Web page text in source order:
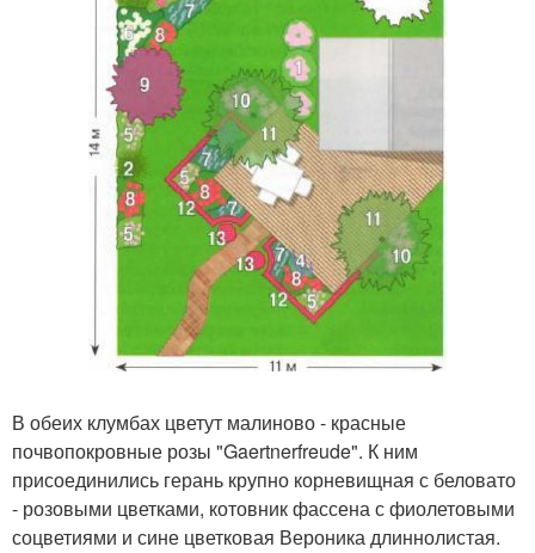
В обеих клумбах цветут малиново - красные
почвопокровные розы "Gaertnerfreude". К ним
присоединились герань крупно корневищная с беловато
- розовыми цветками, котовник фассена с фиолетовыми
соцветиями и сине цветковая Вероника длиннолистая.